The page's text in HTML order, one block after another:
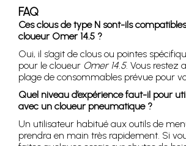
FAQ
Ces clous de type N sont-ils
cloueur Omer 14.5 ?
Oui, il s’agit de clous ou pointes
pour le cloueur Omer 14.5. Vous restez
plage de consommables prévue pour
Quel niveau d’expérience faut-il pour
avec un cloueur pneumatique ?
Un utilisateur habitué aux outils de
prendra en main très rapidement. Si